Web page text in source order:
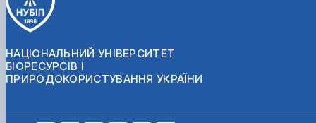
НАЦІОНАЛЬНИЙ УНІВЕРСИТЕТ
БІОРЕСУРСІВ І
ПРИРОДОКОРИСТУВАННЯ УКРАЇНИ